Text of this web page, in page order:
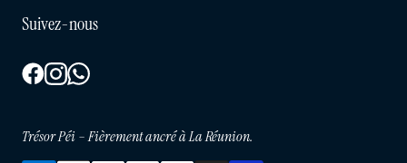
Suivez-nous
Trésor Péi – Fièrement ancré à La Réunion.